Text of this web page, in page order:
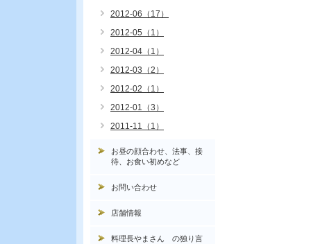
2012-06（17）
2012-05（1）
2012-04（1）
2012-03（2）
2012-02（1）
2012-01（3）
2011-11（1）
お昼の顔合わせ、法事、接
待、お食い初めなど
お問い合わせ
店舗情報
料理長やまさん の独り言